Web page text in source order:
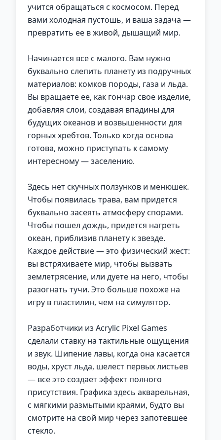
учится обращаться с космосом. Перед
вами холодная пустошь, и ваша задача —
превратить ее в живой, дышащий мир.
Начинается все с малого. Вам нужно
буквально слепить планету из подручных
материалов: комков породы, газа и льда.
Вы вращаете ее, как гончар свое изделие,
добавляя слои, создавая впадины для
будущих океанов и возвышенности для
горных хребтов. Только когда основа
готова, можно приступать к самому
интересному — заселению.
Здесь нет скучных ползунков и менюшек.
Чтобы появилась трава, вам придется
буквально засеять атмосферу спорами.
Чтобы пошел дождь, придется нагреть
океан, приблизив планету к звезде.
Каждое действие — это физический жест:
вы встряхиваете мир, чтобы вызвать
землетрясение, или дуете на него, чтобы
разогнать тучи. Это больше похоже на
игру в пластилин, чем на симулятор.
Разработчики из Acrylic Pixel Games
сделали ставку на тактильные ощущения
и звук. Шипение лавы, когда она касается
воды, хруст льда, шелест первых листьев
— все это создает эффект полного
присутствия. Графика здесь акварельная,
с мягкими размытыми краями, будто вы
смотрите на свой мир через запотевшее
стекло.